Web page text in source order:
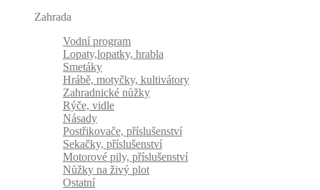
Zahrada
Vodní program
Lopaty,lopatky, hrabla
Smetáky
Hrábě, motyčky, kultivátory
Zahradnické nůžky
Rýče, vidle
Násady
Postřikovače, příslušenství
Sekačky, příslušenství
Motorové pily, příslušenství
Nůžky na živý plot
Ostatní